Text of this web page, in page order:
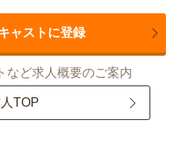
ャストに登録
など求人概要のご案内
TOP